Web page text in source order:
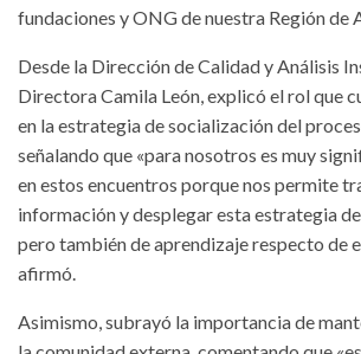
fundaciones y ONG de nuestra Región de
Desde la Dirección de Calidad y Análisis
Directora Camila León, explicó el rol que
en la estrategia de socialización del
señalando que «para nosotros es muy
en estos encuentros porque nos permite
información y desplegar esta estrategia
pero también de aprendizaje respecto de
afirmó.
Asimismo, subrayó la importancia de